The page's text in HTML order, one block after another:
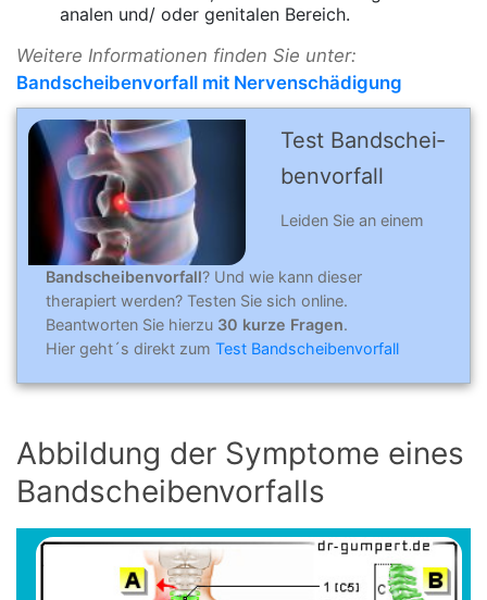
analen und/ oder genitalen Bereich.
Weitere Informationen finden Sie unter:
Bandscheibenvorfall mit Nervenschädigung
Test Band­schei­
ben­vor­fall
Leiden Sie an einem
Bandscheibenvorfall? Und wie kann dieser
therapiert werden? Testen Sie sich online.
Beantworten Sie hierzu 30 kurze Fragen.
Hier geht´s direkt zum Test Bandscheibenvorfall
Abbildung der Symptome eines
Bandscheibenvorfalls